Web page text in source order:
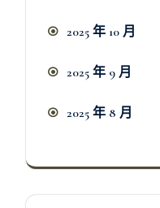
2025 年 10 月
2025 年 9 月
2025 年 8 月